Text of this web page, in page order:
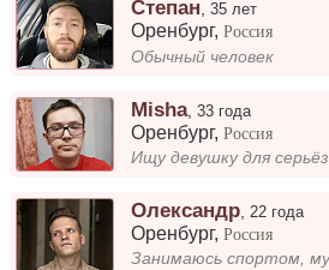
Степан,35 лет
Оренбург,Россия
Обычный человек
Misha,33 года
Оренбург,Россия
Ищу девушку для
Олександр 22 года
Оренбург,Россия
Занимаюсь спортом,